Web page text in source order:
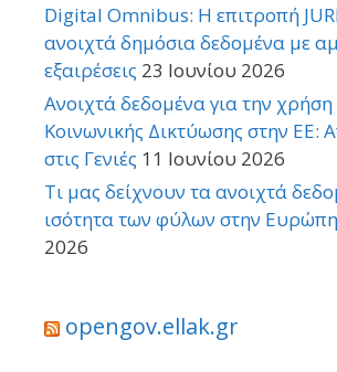
Digital Omnibus: Η επιτροπή
ανοιχτά δημόσια δεδομένα με
εξαιρέσεις 23 Ιουνίου 2026
Ανοιχτά δεδομένα για την
Κοινωνικής Δικτύωσης στην ΕΕ:
στις Γενιές 11 Ιουνίου 2026
Τι μας δείχνουν τα ανοιχτά
ισότητα των φύλων στην Ευρώπη
2026
opengov.ellak.gr